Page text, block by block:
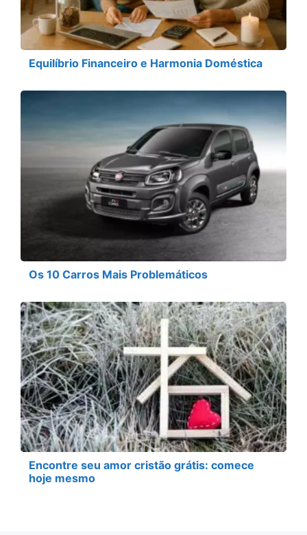
Equilíbrio Financeiro e Harmonia Doméstica
Os 10 Carros Mais Problemáticos
Encontre seu amor cristão grátis: comece
hoje mesmo